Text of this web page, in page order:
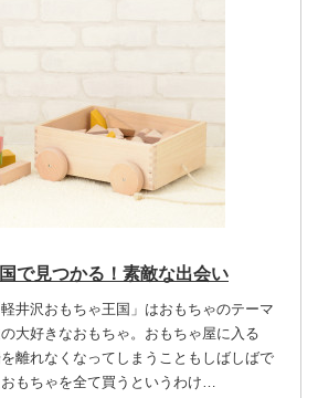
で見つかる！素敵な出会い
井沢おもちゃ王国」はおもちゃのテーマ
大好きなおもちゃ。おもちゃ屋に入る
離れなくなってしまうこともしばしばで
もちゃを全て買うというわけ…